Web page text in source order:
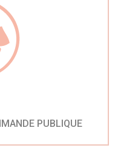
PUBLIQUE